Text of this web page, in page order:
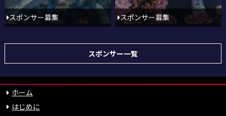
スポンサー募集 スポンサー募集
スポンサー一覧
ホーム
はじめに